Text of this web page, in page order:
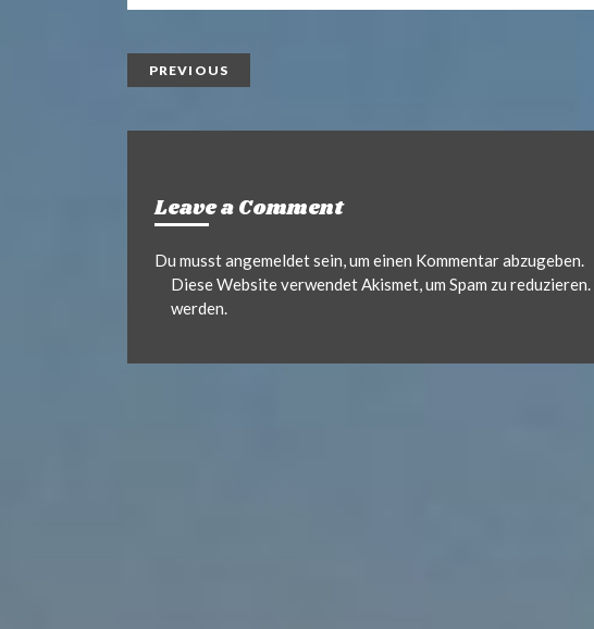
t
2
4
PREVIOUS
Leave a Comment
Du musstangemeldetsein, um einen Kommentar abzugeben.
Diese Website verwendet Akismet, um Spam zu reduzieren.
werden.